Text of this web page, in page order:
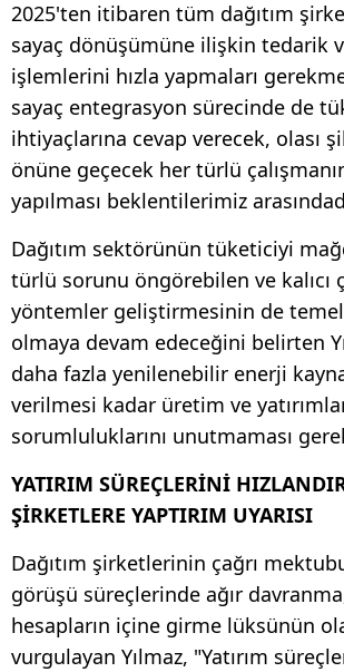
2025'ten itibaren tüm dağıtım
sayaç dönüşümüne ilişkin tedarik
işlemlerini hızla yapmaları
sayaç entegrasyon sürecinde de
ihtiyaçlarına cevap verecek, olası
önüne geçecek her türlü
yapılması beklentilerimiz
Dağıtım sektörünün tüketiciyi
türlü sorunu öngörebilen ve kalıcı
yöntemler geliştirmesinin de
olmaya devam edeceğini belirten
daha fazla yenilenebilir enerji
verilmesi kadar üretim ve
sorumluluklarını unutmaması
YATIRIM SÜREÇLERİNİ
ŞİRKETLERE YAPTIRIM UYARISI
Dağıtım şirketlerinin çağrı
görüşü süreçlerinde ağır
hesapların içine girme lüksünün
vurgulayan Yılmaz, "Yatırım